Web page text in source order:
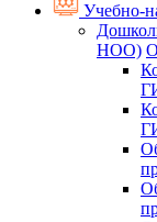
Учебно-
НОО)